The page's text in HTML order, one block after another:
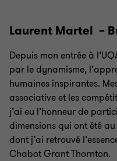
Laurent Martel –
Depuis mon entrée à
par le dynamisme,
humaines inspirantes.
associative et les
j’ai eu l’honneur de
dimensions qui ont été
dont j’ai retrouvé
Chabot Grant Thornton.